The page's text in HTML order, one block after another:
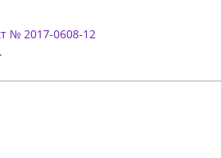
№ 2017-0608-12